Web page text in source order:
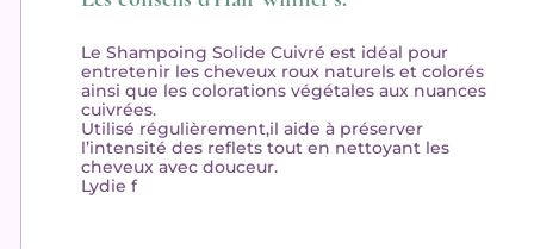
Le Shampoing Solide Cuivré est idéal pour
entretenir les cheveux roux naturels et colorés
ainsi que les colorations végétales aux nuances
cuivrées.
Utilisé régulièrement,il aide à préserver
l’intensité des reflets tout en nettoyant les
cheveux avec douceur.
Lydie f